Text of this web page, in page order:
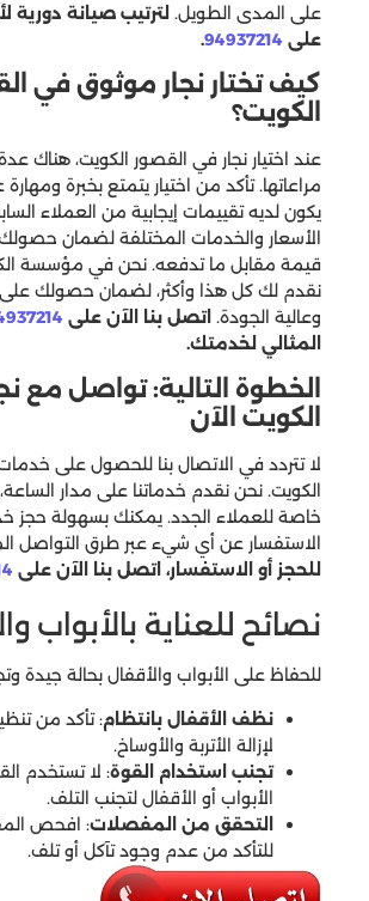
على المدى الطويل. لترتيب صيانة دورية
على 94937214
.
كيف تختار نجار موثوق في
الكويت؟
عند اختيار نجار في القصور الكويت، هناك
مراعاتها. تأكد من اختيار يتمتع بخبرة
يكون لديه تقييمات إيجابية من العملاء
الأسعار والخدمات المختلفة لضمان
قيمة مقابل ما تدفعه. نحن في مؤسسة
نقدم لك كل هذا وأكثر، لضمان حصولك
وعالية الجودة. اتصل بنا الآن على
المثالي لخدمتك.
الخطوة التالية: تواصل مع
الكويت الآن
لا تتردد في الاتصال بنا للحصول على
الكويت. نحن نقدم خدماتنا على مدار
خاصة للعملاء الجدد. يمكنك بسهولة حجز
الاستفسار عن أي شيء عبر طرق التواصل
للحجز أو الاستفسار، اتصل بنا الآن على
نصائح للعناية بالأبواب
للحفاظ على الأبواب والأقفال بحالة جيدة
نظف الأقفال بانتظام: تأكد من
لإزالة الأتربة والأوساخ.
تجنب استخدام القوة: لا تستخدم
الأبواب أو الأقفال لتجنب التلف.
التحقق من المفصلات: افحص
للتأكد من عدم وجود تآكل أو تلف.